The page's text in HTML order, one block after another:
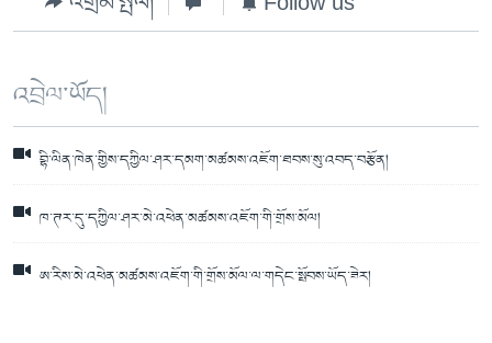
འབྲེལ་ཡོད།
བྷི་ལིན་ཁེན་གྱིས་དཀྱིལ་ཤར་དམག་མཚམས་འཇོག་ཐབས་སུ་འབད་བརྩོན།
ཁ་ཊར་དུ་དཀྱིལ་ཤར་མེ་འཕེན་མཚམས་འཇོག་གི་གྲོས་མོལ།
ཨ་རིས་མེ་འཕེན་མཚམས་འཇོག་གི་གྲོས་མོལ་ལ་གདེང་སྤོབས་ཡོད་ཟེར།